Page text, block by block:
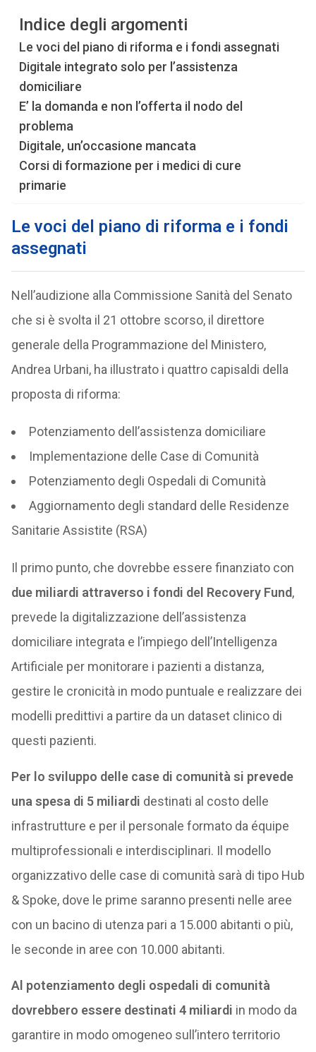
Indice degli argomenti
Le voci del piano di riforma e i fondi assegnati
Digitale integrato solo per l’assistenza
domiciliare
E’ la domanda e non l’offerta il nodo del
problema
Digitale, un’occasione mancata
Corsi di formazione per i medici di cure
primarie
Le voci del piano di riforma e i fondi
assegnati
Nell’audizione alla Commissione Sanità del Senato
che si è svolta il 21 ottobre scorso, il direttore
generale della Programmazione del Ministero,
Andrea Urbani, ha illustrato i quattro capisaldi della
proposta di riforma:
Potenziamento dell’assistenza domiciliare
Implementazione delle Case di Comunità
Potenziamento degli Ospedali di Comunità
Aggiornamento degli standard delle Residenze
Sanitarie Assistite (RSA)
Il primo punto, che dovrebbe essere finanziato con
due miliardi attraverso i fondi del Recovery Fund,
prevede la digitalizzazione dell’assistenza
domiciliare integrata e l’impiego dell’Intelligenza
Artificiale per monitorare i pazienti a distanza,
gestire le cronicità in modo puntuale e realizzare dei
modelli predittivi a partire da un dataset clinico di
questi pazienti.
Per lo sviluppo delle case di comunità si prevede
una spesa di 5 miliardi destinati al costo delle
infrastrutture e per il personale formato da équipe
multiprofessionali e interdisciplinari. Il modello
organizzativo delle case di comunità sarà di tipo Hub
& Spoke, dove le prime saranno presenti nelle aree
con un bacino di utenza pari a 15.000 abitanti o più,
le seconde in aree con 10.000 abitanti.
Al potenziamento degli ospedali di comunità
dovrebbero essere destinati 4 miliardi in modo da
garantire in modo omogeneo sull’intero territorio